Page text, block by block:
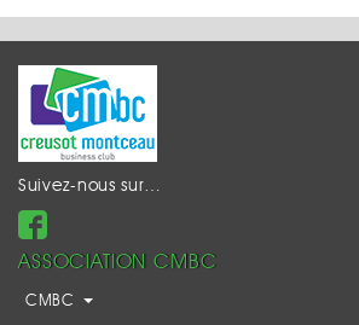
Suivez-nous sur…
ASSOCIATION CMBC
CMBC